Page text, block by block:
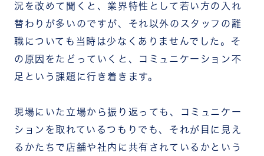
況を改めて聞くと、業界特性として若い方の入れ
替わりが多いのですが、それ以外のスタッフの離
職についても当時は少なくありませんでした。そ
の原因をたどっていくと、コミュニケーション不
足という課題に行き着きます。
現場にいた立場から振り返っても、コミュニケー
ションを取れているつもりでも、それが目に見え
るかたちで店舗や社内に共有されているかという